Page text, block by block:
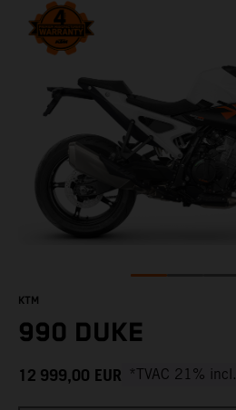
KTM
990 DUKE
12 999,00 EUR *TVAC 21% incl.